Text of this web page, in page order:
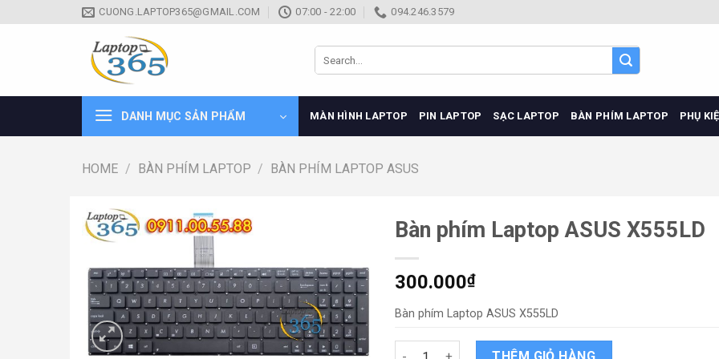
to
CUONG.LAPTOP365@GMAIL.COM 07:00 - 22:00 094.246.3579
DANH MỤC SẢN PHẨM MÀN HÌNH LAPTOP PIN LAPTOP SẠC LAPTOP BÀN PHÍM LAPTOP PHỤ
HOME / BÀN PHÍM LAPTOP / BÀN PHÍM LAPTOP ASUS
Bàn phím Laptop ASUS X555LD
300.000₫
Bàn phím Laptop ASUS X555LD
Bàn phím Laptop ASUS X555LD quantity